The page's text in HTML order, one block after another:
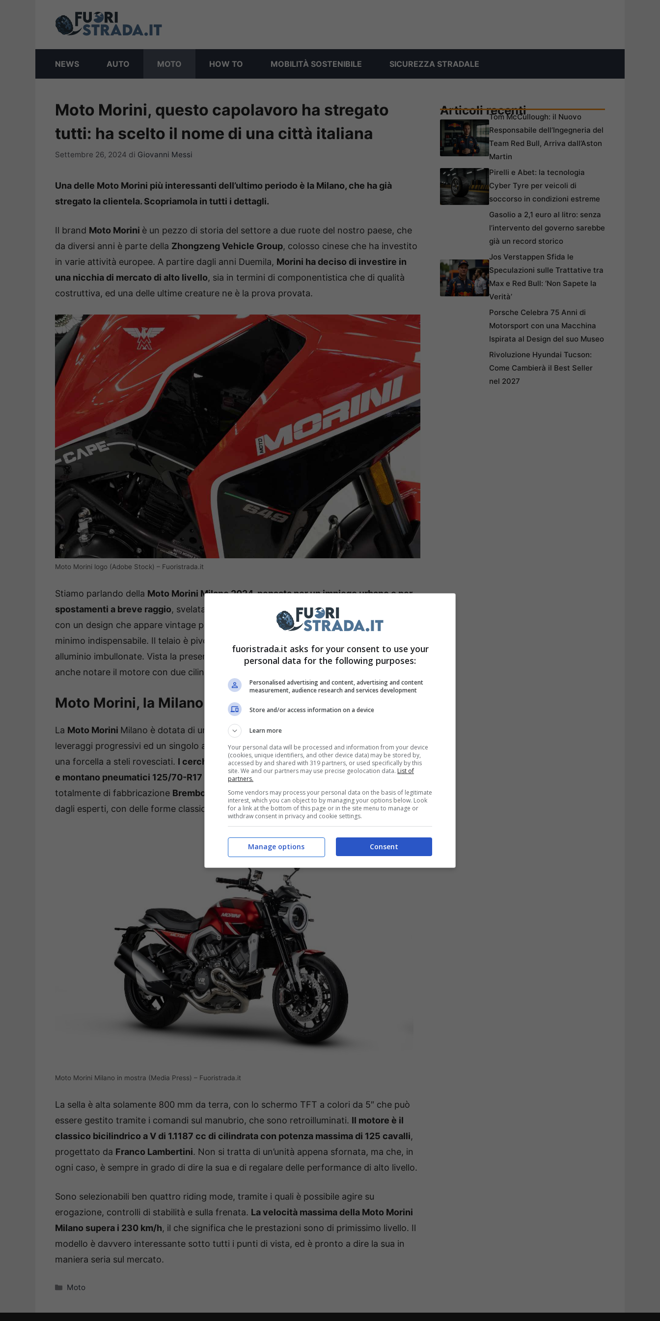
NEWS AUTO MOTO HOW TO MOBILITÀ SOSTENIBILE SICUREZZA STRADALE
Moto Morini, questo capolavoro ha stregato
tutti: ha scelto il nome di una città italiana
Settembre 26, 2024 di Giovanni Messi
Una delle Moto Morini più interessanti dell’ultimo periodo è la Milano, che ha già
stregato la clientela. Scopriamola in tutti i dettagli.
Il brand Moto Morini è un pezzo di storia del settore a due ruote del nostro paese, che
da diversi anni è parte della Zhongzeng Vehicle Group, colosso cinese che ha investito
in varie attività europee. A partire dagli anni Duemila, Morini ha deciso di investire in
una nicchia di mercato di alto livello, sia in termini di componentistica che di qualità
costruttiva, ed una delle ultime creature ne è la prova provata.
Moto Morini logo (Adobe Stock) – Fuoristrada.it
Stiamo parlando della Moto Morini Milano 2024, pensata per un impiego urbano o per
spostamenti a breve raggio, svelata lo scorso anno ad EICMA. Si tratta di una naked
con un design che appare vintage per diversi aspetti, e con una carrozzeria ridotta al
minimo indispensabile. Il telaio è pivot-less, composito e realizzato in tubi e piastre di
alluminio imbullonate. Vista la presenza molto ridotta della carrozzeria, è possibile
anche notare il motore con due cilindri aperti di 87 gradi.
Moto Morini, la Milano 2024 è un vero gioiello
La Moto Morini Milano è dotata di una sospensione posteriore a due bracci con
leveraggi progressivi ed un singolo ammortizzatore, mentre, sull’avantreno, troviamo
una forcella a steli rovesciati. I cerchi sono in alluminio a cinque razze sdoppiate da 17″
e montano pneumatici 125/70-R17 sul frontale, 190-55-R17 al posteriore. I freni sono
totalmente di fabbricazione Brembo
, ed in generale, è stata definita molto comoda
dagli esperti, con delle forme classiche ed arrotondate.
Moto Morini Milano in mostra (Media Press) – Fuoristrada.it
La sella è alta solamente 800 mm da terra, con lo schermo TFT a colori da 5″ che può
essere gestito tramite i comandi sul manubrio, che sono retroilluminati. Il motore è il
classico bicilindrico a V di 1.1187 cc di cilindrata con potenza massima di 125 cavalli,
progettato da Franco Lambertini. Non si tratta di un’unità appena sfornata, ma che, in
ogni caso, è sempre in grado di dire la sua e di regalare delle performance di alto livello.
Sono selezionabili ben quattro riding mode, tramite i quali è possibile agire su
erogazione, controlli di stabilità e sulla frenata. La velocità massima della Moto Morini
Milano supera i 230 km/h, il che significa che le prestazioni sono di primissimo livello. Il
modello è davvero interessante sotto tutti i punti di vista, ed è pronto a dire la sua in
maniera seria sul mercato.
Categorie
Moto
Articoli recentiTom McCullough: il Nuovo
Responsabile dell’Ingegneria del
Team Red Bull, Arriva dall’Aston
Martin
Pirelli e Abet: la tecnologia
Cyber Tyre per veicoli di
soccorso in condizioni estreme
Gasolio a 2,1 euro al litro: senza
l’intervento del governo sarebbe
già un record storico
Jos Verstappen Sfida le
Speculazioni sulle Trattative tra
Max e Red Bull: ‘Non Sapete la
Verità’
Porsche Celebra 75 Anni di
Motorsport con una Macchina
Ispirata al Design del suo Museo
Rivoluzione Hyundai Tucson:
Come Cambierà il Best Seller
nel 2027
fuoristrada.it asks for your consent to use your
personal data for the following purposes:
Personalised advertising and content, advertising and content
measurement, audience research and services development
Store and/or access information on a device
Learn more
Your personal data will be processed and information from your device
(cookies, unique identifiers, and other device data) may be stored by,
accessed by and shared with 319 partners, or used specifically by this
site. We and our partners may use precise geolocation data. List of
partners.
Some vendors may process your personal data on the basis of legitimate
interest, which you can object to by managing your options below. Look
for a link at the bottom of this page or in the site menu to manage or
withdraw consent in privacy and cookie settings.
Consent
Manage options